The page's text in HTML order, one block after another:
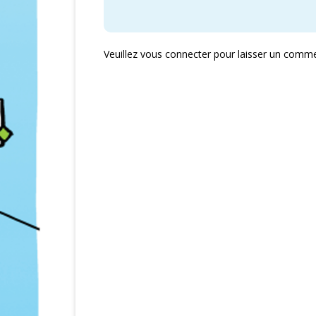
Veuillez vous connecter pour laisser un